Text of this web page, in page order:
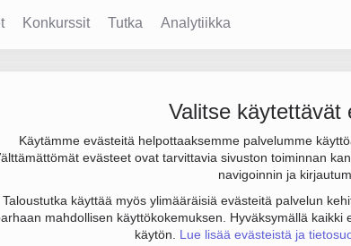
Konkurssit Tutka Analytiikka
Valitse käytettävät
Käytämme evästeitä helpottaaksemme palvelumme
evästeet ovat tarvittavia sivuston toiminnan
navigoinnin ja
Taloustutka käyttää myös ylimääräisiä evästeitä palvelun
mahdollisen käyttökokemuksen. Hyväksymällä
käytön. Lue lisää evästeistä ja
1.2 milj. €, tulos -33 000 € ja henkilöstömäärä 7.
perustamisvuosi 1978 ja sijainti